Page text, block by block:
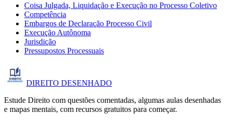
Coisa Julgada, Liquidação e Execução no Processo Coletivo
Competência
Embargos de Declaração Processo Civil
Execução Autônoma
Jurisdição
Pressupostos Processuais
DIREITO DESENHADO
Estude Direito com questões comentadas, algumas aulas desenhadas
e mapas mentais, com recursos gratuitos para começar.